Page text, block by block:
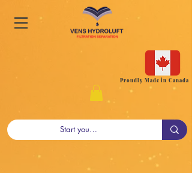
Proudly Made in Canada